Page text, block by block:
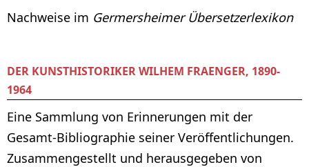
Nachweise im Germersheimer Übersetzerlexikon
DER KUNSTHISTORIKER WILHEM FRAENGER, 1890-
1964
Eine Sammlung von Erinnerungen mit der
Gesamt-Bibliographie seiner Veröffentlichungen.
Zusammengestellt und herausgegeben von